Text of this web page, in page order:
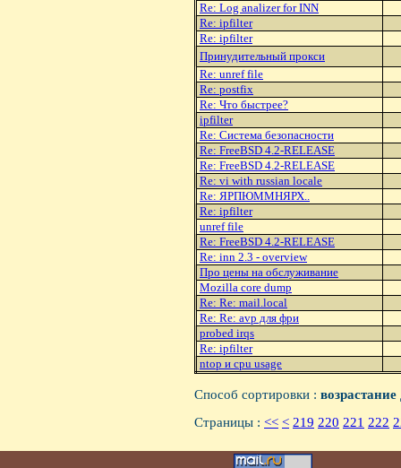
Re: Log analizer for INN
Re: ipfilter
Re: ipfilter
Принудительный прокси
Re: unref file
Re: postfix
Re: Что быстрее?
ipfilter
Re: Система безопасности
Re: FreeBSD 4.2-RELEASE
Re: FreeBSD 4.2-RELEASE
Re: vi with russian locale
Re: ЯРПЮММHЯРХ..
Re: ipfilter
unref file
Re: FreeBSD 4.2-RELEASE
Re: inn 2.3 - overview
Про цены на обслуживание
Mozilla core dump
Re: Re: mail.local
Re: Re: avp для фри
probed irqs
Re: ipfilter
ntop и cpu usage
Способ сортировки :
Страницы : << < 219 220 221 222